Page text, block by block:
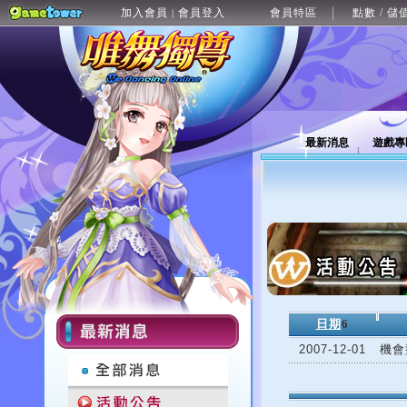
加入會員 | 會員登入 會員特區 點數 / 儲
最新消息 遊戲
日期 6
2007-12-01
機